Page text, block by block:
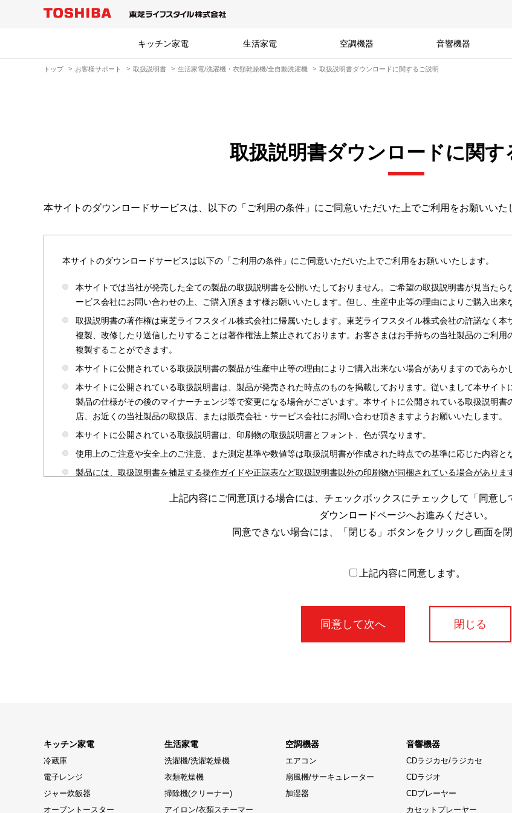
キッチン家電 生活家電 空調機器 音響機器
トップ お客様サポート 取扱説明書 生活家電/洗濯機・衣類乾燥機/全自動洗濯機 取扱説明書ダウンロードに関するご説明
取扱説明書ダウンロードに関す
本サイトのダウンロードサービスは、以下の「ご利用の条件」にご同意いただいた上でご利用をお願いいた
本サイトのダウンロードサービスは以下の「ご利用の条件」にご同意いただいた上でご利用をお願いいたします。
本サイトでは当社が発売した全ての製品の取扱説明書を公開いたしておりません。ご希望の取扱説明書が見当た
ービス会社にお問い合わせの上、ご購入頂きます様お願いいたします。但し、生産中止等の理由によりご購入出来
取扱説明書の著作権は東芝ライフスタイル株式会社に帰属いたします。東芝ライフスタイル株式会社の許諾なく
複製、改修したり送信したりすることは著作権法上禁止されております。お客さまはお手持ちの当社製品のご利
複製することができます。
本サイトに公開されている取扱説明書の製品が生産中止等の理由によりご購入出来ない場合がありますのであらか
本サイトに公開されている取扱説明書は、製品が発売された時点のものを掲載しております。従いまして本サイ
製品の仕様がその後のマイナーチェンジ等で変更になる場合がございます。本サイトに公開されている取扱説明
店、お近くの当社製品の取扱店、または販売会社・サービス会社にお問い合わせ頂きますようお願いいたします。
本サイトに公開されている取扱説明書は、印刷物の取扱説明書とフォント、色が異なります。
使用上のご注意や安全上のご注意、また測定基準や数値等は取扱説明書が作成された時点での基準に応じた内容と
製品には、取扱説明書を補足する操作ガイドや正誤表など取扱説明書以外の印刷物が同梱されている場合があり
本サイトのサービスは予告なく中止または内容を変更する場合がございますのであらかじめご了承ください。
場合がありますのであらかじめご了承ください。
上記内容にご同意頂ける場合には、チェックボックスにチェックして「同意し
ダウンロードページへお進みください。
同意できない場合には、「閉じる」ボタンをクリックし画面を閉
上記内容に同意します。
閉じる
キッチン家電
冷蔵庫
電子レンジ
ジャー炊飯器
オーブントースター
生活家電
洗濯機/洗濯乾燥機
衣類乾燥機
掃除機(クリーナー)
アイロン/衣類スチーマー
空調機器
エアコン
扇風機/サーキュレーター
加湿器
音響機器
CDラジカセ/ラジカセ
CDラジオ
CDプレーヤー
カセットプレーヤー